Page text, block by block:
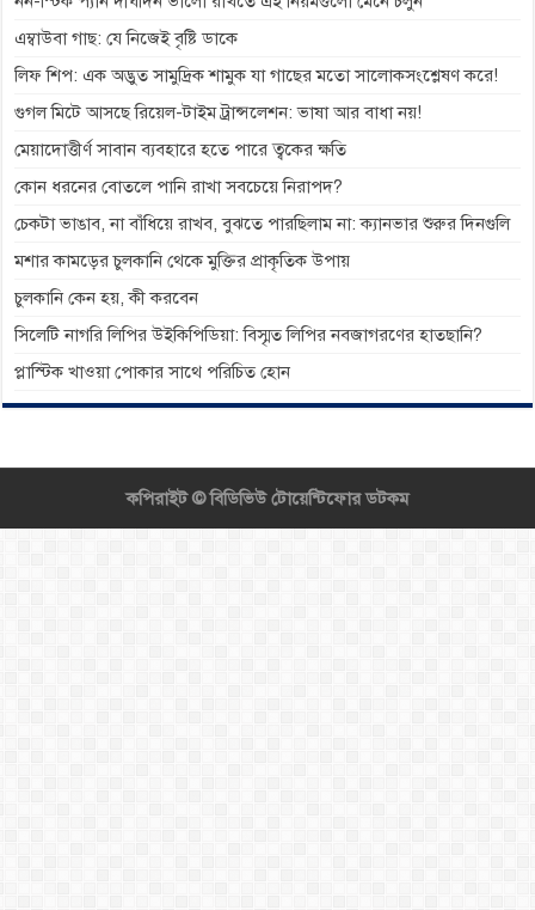
এম্বাউবা গাছ: যে নিজেই বৃষ্টি ডাকে
লিফ শিপ: এক অদ্ভুত সামুদ্রিক শামুক যা গাছের মতো সালোকসংশ্লেষণ করে!
গুগল মিটে আসছে রিয়েল-টাইম ট্রান্সলেশন: ভাষা আর বাধা নয়!
মেয়াদোত্তীর্ণ সাবান ব্যবহারে হতে পারে ত্বকের ক্ষতি
কোন ধরনের বোতলে পানি রাখা সবচেয়ে নিরাপদ?
চেকটা ভাঙাব, না বাঁধিয়ে রাখব, বুঝতে পারছিলাম না: ক্যানভার শুরুর দিনগুলি
মশার কামড়ের চুলকানি থেকে মুক্তির প্রাকৃতিক উপায়
চুলকানি কেন হয়, কী করবেন
সিলেটি নাগরি লিপির উইকিপিডিয়া: বিস্মৃত লিপির নবজাগরণের হাতছানি?
প্লাস্টিক খাওয়া পোকার সাথে পরিচিত হোন
কপিরাইট ©বিডিভিউ টোয়েন্টিফোর ডটকম